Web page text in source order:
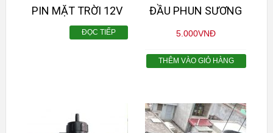
PIN MẶT TRỜI 12V
ĐỌC TIẾP
ĐẦU PHUN SƯƠNG
5.000VNĐ
THÊM VÀO GIỎ HÀNG